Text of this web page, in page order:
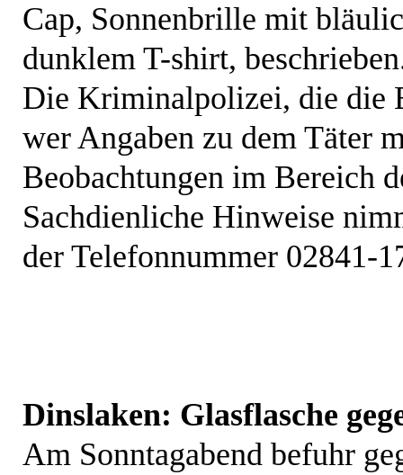
Cap, Sonnenbrille mit
dunklem T-shirt,
Die Kriminalpolizei, die die
wer Angaben zu dem Täter
Beobachtungen im Bereich
Sachdienliche Hinweise
der Telefonnummer 02841-
Dinslaken: Glasflasche
Am Sonntagabend befuhr